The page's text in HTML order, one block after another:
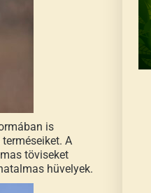
is
A
töviseket
hüvelyek.